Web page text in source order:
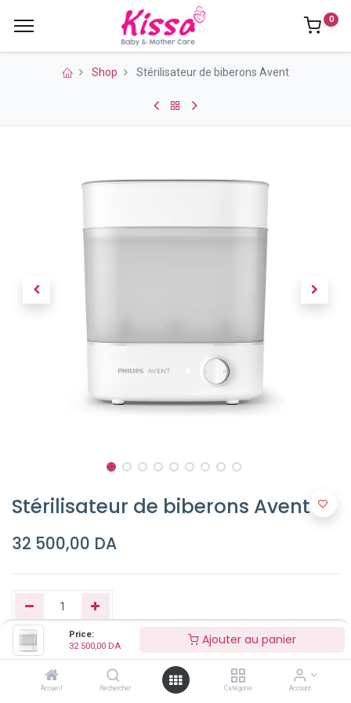
Price:
32 500,00 DA Ajouter au panier
Accueil Rechercher Catégorie Account
0
Shop Stérilisateur de biberons Avent
Stérilisateur de biberons Avent
32 500,00 DA
Ajouter au panier